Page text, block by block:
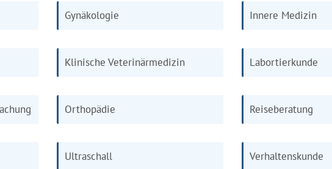
Gynäkologie Innere Medizin
Klinische Veterinärmedizin Labortierkunde
Orthopädie Reiseberatung
Ultraschall Verhaltenskunde